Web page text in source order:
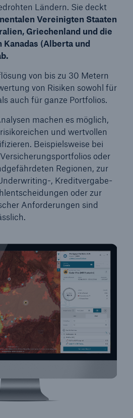
Ländern. Sie deckt
Vereinigten Staaten
Griechenland und die
(Alberta und
von bis zu 30 Metern
von Risiken sowohl für
auch für ganze Portfolios.
machen es möglich,
und wertvollen
Beispielsweise bei
oder
Regionen, zur
, Kreditvergabe-
oder zur
Anforderungen sind